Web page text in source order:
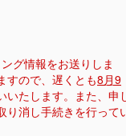
グ情報をお送りしま
すので、遅くとも8月9
いたします。また、申
り消し手続きを行って